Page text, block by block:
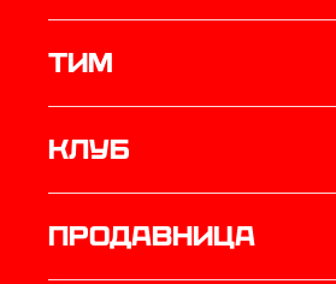
ТИМ
Клуб
продавница